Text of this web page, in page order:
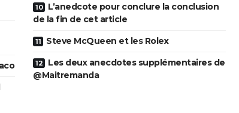
L’anedcote pour conclure la conclusion
de la fin de cet article
Steve McQueen et les Rolex
Les deux anecdotes supplémentaires de
@Maitremanda